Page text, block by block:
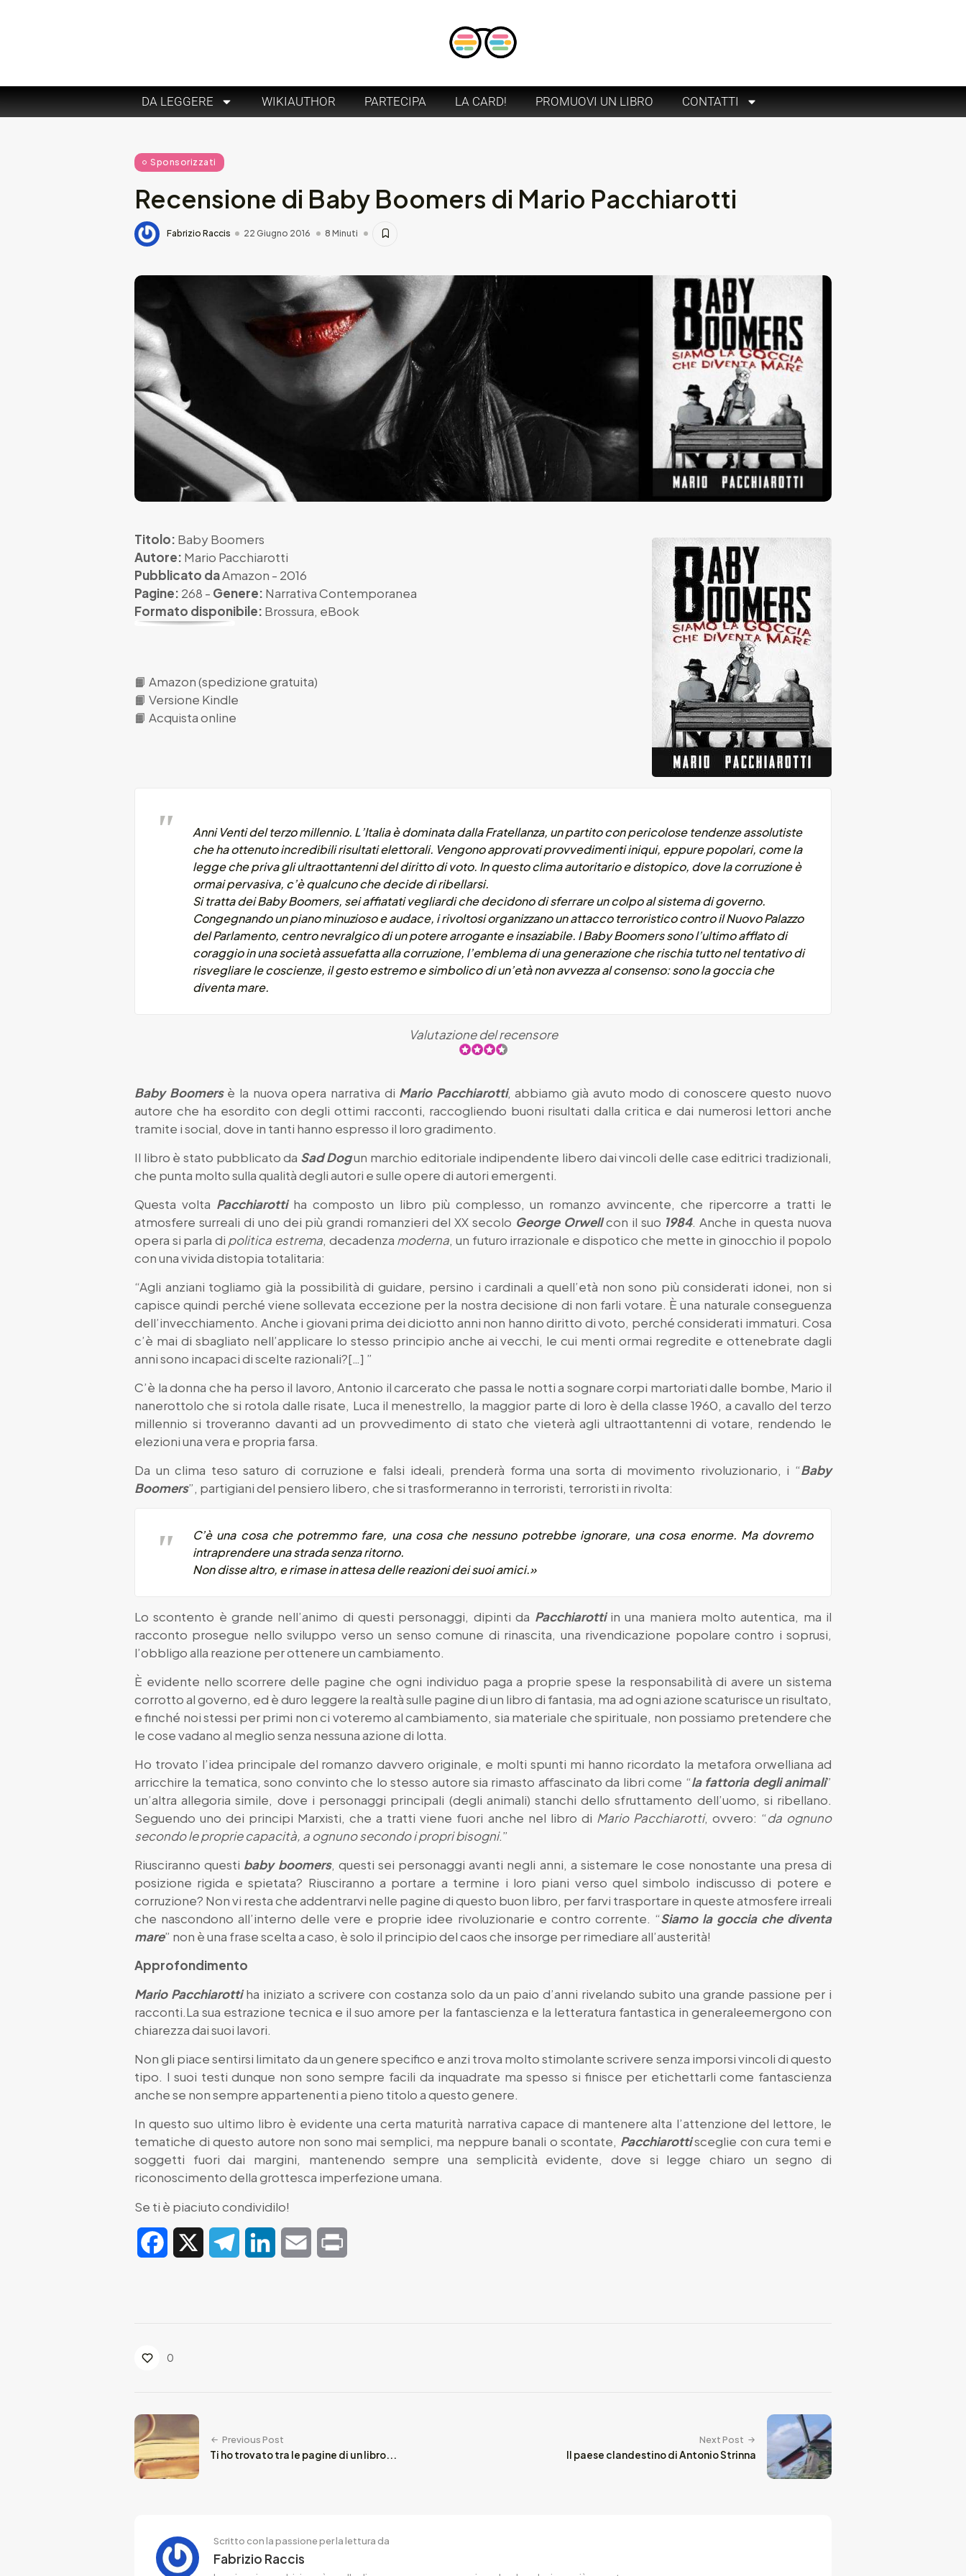
DA LEGGERE WIKIAUTHOR PARTECIPA LA CARD! PROMUOVI UN LIBRO CONTATTI
Sponsorizzati
Recensione di Baby Boomers di Mario Pacchiarotti
Fabrizio Raccis 22 Giugno 2016 8 Minuti
Titolo: Baby Boomers
Autore: Mario Pacchiarotti
Pubblicato daAmazon - 2016
Pagine: 268 - Genere: Narrativa Contemporanea
Formato disponibile: Brossura, eBook
📙 Amazon (spedizione gratuita)
📙 Versione Kindle
📙 Acquista online
Anni Venti del terzo millennio. L’Italia è dominata dalla Fratellanza, un partito con pericolose tendenze assolutiste
che ha ottenuto incredibili risultati elettorali. Vengono approvati provvedimenti iniqui, eppure popolari, come la
legge che priva gli ultraottantenni del diritto di voto. In questo clima autoritario e distopico, dove la corruzione è
ormai pervasiva, c’è qualcuno che decide di ribellarsi.
Si tratta dei Baby Boomers, sei affiatati vegliardi che decidono di sferrare un colpo al sistema di governo.
Congegnando un piano minuzioso e audace, i rivoltosi organizzano un attacco terroristico contro il Nuovo Palazzo
del Parlamento, centro nevralgico di un potere arrogante e insaziabile. I Baby Boomers sono l’ultimo afflato di
coraggio in una società assuefatta alla corruzione, l’emblema di una generazione che rischia tutto nel tentativo di
risvegliare le coscienze, il gesto estremo e simbolico di un’età non avvezza al consenso: sono la goccia che
diventa mare.
Valutazione del recensore
Baby Boomersè la nuova opera narrativa di Mario Pacchiarotti, abbiamo già avuto modo di conoscere questo nuovo
autore che ha esordito con degli ottimi racconti, raccogliendo buoni risultati dalla critica e dai numerosi lettori anche
tramite i social, dove in tanti hanno espresso il loro gradimento.
Il libro è stato pubblicato da Sad Dogun marchio editoriale indipendente libero dai vincoli delle case editrici tradizionali,
che punta molto sulla qualità degli autori e sulle opere di autori emergenti.
Questa volta Pacchiarottiha composto un libro più complesso, un romanzo avvincente, che ripercorre a tratti le
atmosfere surreali di uno dei più grandi romanzieri del XX secolo George Orwellcon il suo 1984. Anche in questa nuova
opera si parla di politica estrema, decadenza moderna, un futuro irrazionale e dispotico che mette in ginocchio il popolo
con una vivida distopia totalitaria:
“Agli anziani togliamo già la possibilità di guidare, persino i cardinali a quell’età non sono più considerati idonei, non si
capisce quindi perché viene sollevata eccezione per la nostra decisione di non farli votare. È una naturale conseguenza
dell’invecchiamento. Anche i giovani prima dei diciotto anni non hanno diritto di voto, perché considerati immaturi. Cosa
c’è mai di sbagliato nell’applicare lo stesso principio anche ai vecchi, le cui menti ormai regredite e ottenebrate dagli
anni sono incapaci di scelte razionali?[…] ”
C’è la donna che ha perso il lavoro, Antonio il carcerato che passa le notti a sognare corpi martoriati dalle bombe, Mario il
nanerottolo che si rotola dalle risate, Luca il menestrello, la maggior parte di loro è della classe 1960, a cavallo del terzo
millennio si troveranno davanti ad un provvedimento di stato che vieterà agli ultraottantenni di votare, rendendo le
elezioni una vera e propria farsa.
Da un clima teso saturo di corruzione e falsi ideali, prenderà forma una sorta di movimento rivoluzionario, i “Baby
Boomers”, partigiani del pensiero libero, che si trasformeranno in terroristi, terroristi in rivolta:
C’è una cosa che potremmo fare, una cosa che nessuno potrebbe ignorare, una cosa enorme. Ma dovremo
intraprendere una strada senza ritorno.
Non disse altro, e rimase in attesa delle reazioni dei suoi amici.»
Lo scontento è grande nell’animo di questi personaggi, dipinti da Pacchiarottiin una maniera molto autentica, ma il
racconto prosegue nello sviluppo verso un senso comune di rinascita, una rivendicazione popolare contro i soprusi,
l’obbligo alla reazione per ottenere un cambiamento.
È evidente nello scorrere delle pagine che ogni individuo paga a proprie spese la responsabilità di avere un sistema
corrotto al governo, ed è duro leggere la realtà sulle pagine di un libro di fantasia, ma ad ogni azione scaturisce un risultato,
e finché noi stessi per primi non ci voteremo al cambiamento, sia materiale che spirituale, non possiamo pretendere che
le cose vadano al meglio senza nessuna azione di lotta.
Ho trovato l’idea principale del romanzo davvero originale, e molti spunti mi hanno ricordato la metafora orwelliana ad
arricchire la tematica, sono convinto che lo stesso autore sia rimasto affascinato da libri come “la fattoria degli animali”
un’altra allegoria simile, dove i personaggi principali (degli animali) stanchi dello sfruttamento dell’uomo, si ribellano.
Seguendo uno dei principi Marxisti, che a tratti viene fuori anche nel libro di Mario Pacchiarotti, ovvero: “da ognuno
secondo le proprie capacità, a ognuno secondo i propri bisogni.”
Riusciranno questi baby boomers, questi sei personaggi avanti negli anni, a sistemare le cose nonostante una presa di
posizione rigida e spietata? Riusciranno a portare a termine i loro piani verso quel simbolo indiscusso di potere e
corruzione? Non vi resta che addentrarvi nelle pagine di questo buon libro, per farvi trasportare in queste atmosfere irreali
che nascondono all’interno delle vere e proprie idee rivoluzionarie e contro corrente. “Siamo la goccia che diventa
mare” non è una frase scelta a caso, è solo il principio del caos che insorge per rimediare all’austerità!
Approfondimento
Mario Pacchiarottiha iniziato a scrivere con costanza solo da un paio d’anni rivelando subito una grande passione per i
racconti.La sua estrazione tecnica e il suo amore per la fantascienza e la letteratura fantastica in generaleemergono con
chiarezza dai suoi lavori.
Non gli piace sentirsi limitato da un genere specifico e anzi trova molto stimolante scrivere senza imporsi vincoli di questo
tipo. I suoi testi dunque non sono sempre facili da inquadrate ma spesso si finisce per etichettarli come fantascienza
anche se non sempre appartenenti a pieno titolo a questo genere.
In questo suo ultimo libro è evidente una certa maturità narrativa capace di mantenere alta l’attenzione del lettore, le
tematiche di questo autore non sono mai semplici, ma neppure banali o scontate, Pacchiarottisceglie con cura temi e
soggetti fuori dai margini, mantenendo sempre una semplicità evidente, dove si legge chiaro un segno di
riconoscimento della grottesca imperfezione umana.
Se ti è piaciuto condividilo!
Facebook TelegramLinkedIn Email
0
Previous Post
Ti ho trovato tra le pagine di un libro...
Next Post
Il paese clandestino di Antonio Strinna
Scritto con la passione per la lettura da
Fabrizio Raccis